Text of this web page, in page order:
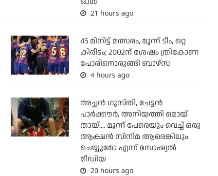
21 hours ago
45 മിനിട്ട് മത്സരം, മൂന്ന് ടീം, ഒറ്റ
കിരീടം; 2002ന് ശേഷം ത്രികോണ
പോരിനൊരുങ്ങി ബാഴ്‌സ
4 hours ago
അച്ഛന്‍ ഗുസ്തി, ചേട്ടന്‍
പാര്‍ക്കൗര്‍, അനിയത്തി മൊയ്
തായ്.... മൂന്ന് പേരെയും വെച്ച് ഒരു
ആക്ഷന്‍ സിനിമ ആരെങ്കിലും
ചെയ്യുമോ എന്ന് സോഷ്യല്‍
മീഡിയ
20 hours ago